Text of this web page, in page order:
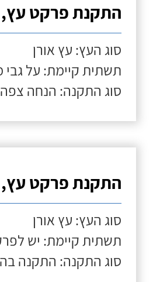
התקנת פרקט
סוג העץ: עץ אורן
תשתית קיימת: על
סוג התקנה: הנחה צפה
התקנת פרקט
סוג העץ: עץ אורן
תשתית קיימת: יש
סוג התקנה: התקנה